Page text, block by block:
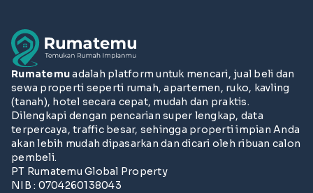
Rumatemuadalah platform untuk mencari, jual beli dan
sewa properti seperti rumah, apartemen, ruko, kavling
(tanah), hotel secara cepat, mudah dan praktis.
Dilengkapi dengan pencarian super lengkap, data
terpercaya, traffic besar, sehingga properti impian Anda
akan lebih mudah dipasarkan dan dicari oleh ribuan calon
pembeli.
PT Rumatemu Global Property
NIB : 0704260138043